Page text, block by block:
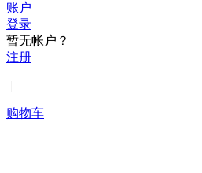
账户
登录
暂无帐户？
注册
购物车